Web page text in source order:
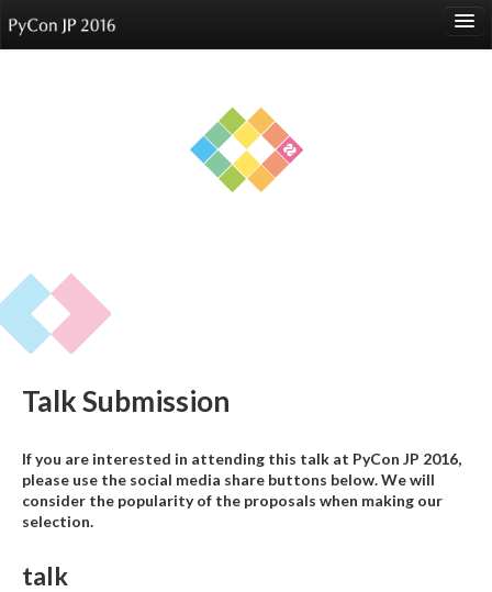
Sponsors
Participants
Reports
Talk Submission
If you are interested in attending this talk at PyCon JP 2016,
please use the social media share buttons below. We will
consider the popularity of the proposals when making our
selection.
talk